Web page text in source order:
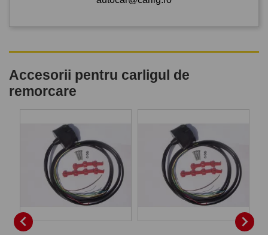
Accesorii pentru carligul de
remorcare
 